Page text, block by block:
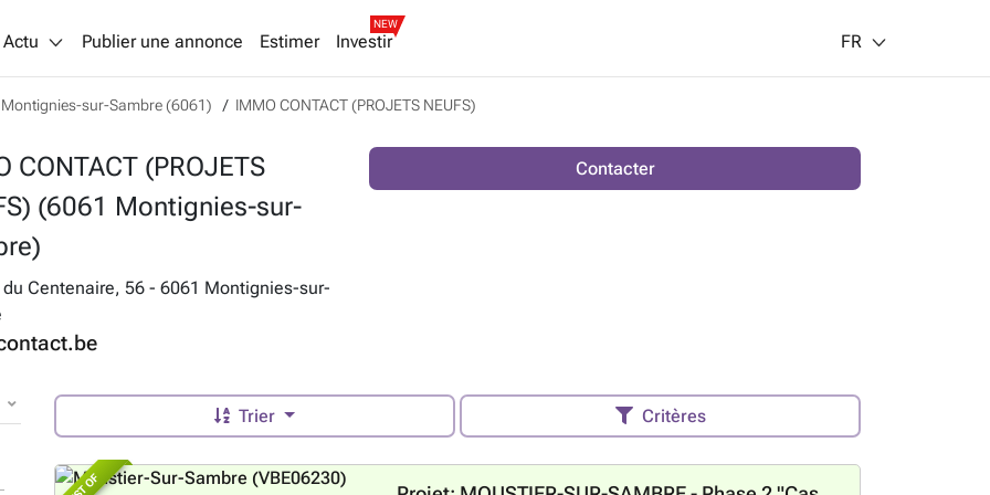
Actu Publier une annonce Estimer Investir
NEW
FR
Montignies-sur-Sambre (6061) IMMO CONTACT (PROJETS NEUFS)
CONTACT (PROJETS
(6061 Montignies-sur-
du Centenaire, 56 - 6061 Montignies-sur-
Contacter
Trier Critères